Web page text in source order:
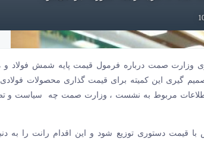
وزارت صمت درباره فرمول قیمت پایه شمش فولاد
گیری این کمیته برای قیمت گذاری محصولات
اطلاعات مربوط به نشست ، وزارت صمت چه سیاست و
قیمت دستوری توزیع شود و این اقدام رانت را به